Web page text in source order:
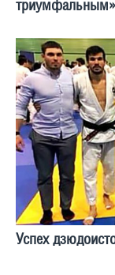
триумфальным»
Успех